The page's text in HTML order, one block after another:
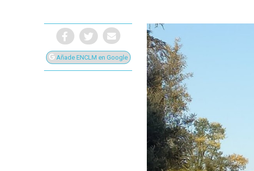
Presiona Intro para buscar o ESC para cerrar
Añade ENCLM en Google